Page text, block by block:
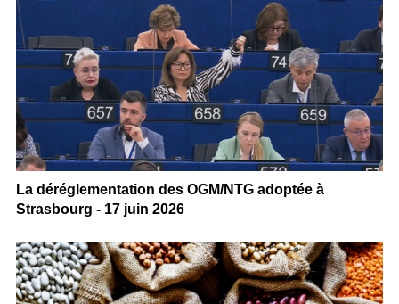
La déréglementation des OGM/NTG adoptée à
Strasbourg - 17 juin 2026